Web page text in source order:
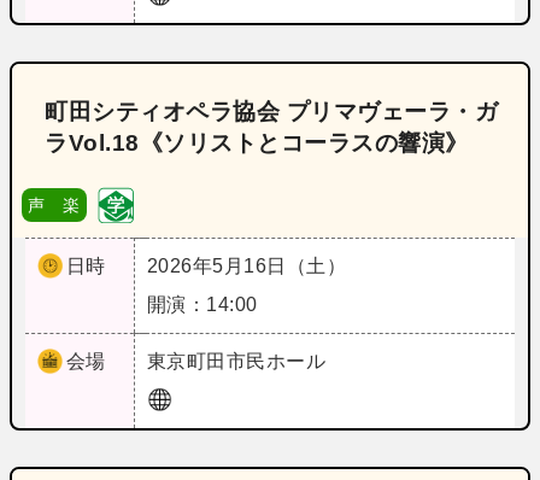
町田シティオペラ協会 プリマヴェーラ・ガ
ラVol.18《ソリストとコーラスの響演》
声 楽
日時
2026年5月16日（土）
開演：14:00
会場 東京町田市民ホール